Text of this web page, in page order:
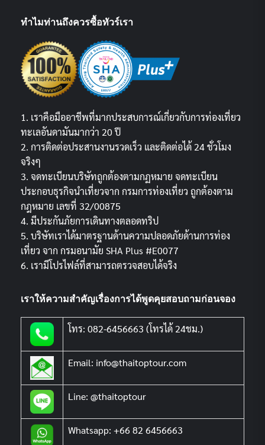
ทำไมท่านถึงควรซื้อทัวร์เรา
1. เราคือมืออาชีพที่มากประสบการณ์เกี่ยวกับการท่องเที่ยว
ทะเลอันดามันมากว่า 20 ปี
2. การติดต่อประสานงานรวดเร็ว และติดต่อได้ 24 ชั่วโมง
จริงๆ
3. จดทะเบียนบริษัทถูกต้องตามกฏหมาย จดทะเบียน
ประกอบธุรกิจนำเที่ยวจาก กรมการท่องเที่ยว ถูกต้องตาม
กฎหมาย เลขที่ 32/00875
4. มีประกันภัยการเดินทางตลอดทริป
5. บริษัทเราได้มาตรฐานด้านความปลอดภัยด้านการท่อง
เที่ยว จาก กรมอนามัย SHA Plus #E0077
6. เรามีโปรไฟล์ที่สามารถตรวจสอบได้จริง
เราให้ความสำคัญเรื่องการได้พูดคุยสอบถามก่อนจอง
โทร: 082-6456663 (โทรได้ 24ชม.)
Email: info@thaitoptour.com
Line: @thaitoptour
Whatsapp: +66 82 6456663